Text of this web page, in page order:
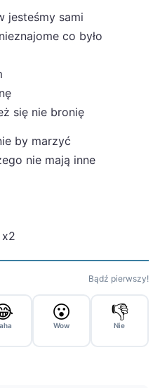
jesteśmy sami
co było
się nie bronię
by marzyć
nie mają inne
Bądź pierwszy!
😮
Wow
👎
Nie